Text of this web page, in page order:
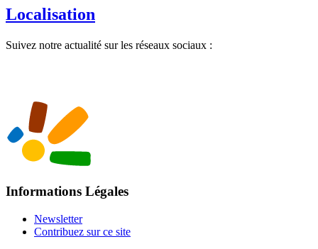
Localisation
Suivez notre actualité sur les réseaux sociaux :
Informations Légales
Newsletter
Contribuez sur ce site